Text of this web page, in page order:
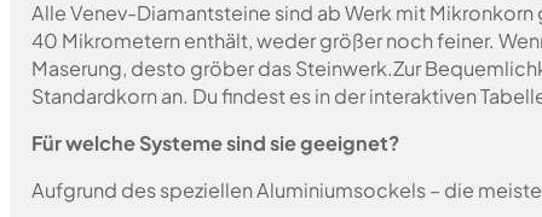
Alle Venev-Diamantsteine sind ab Werk mit
40 Mikrometern enthält, weder größer noch feiner.
Maserung, desto gröber das Steinwerk.Zur
Standardkorn an. Du findest es in der interaktiven
Für welche Systeme sind sie geeignet?
Aufgrund des speziellen Aluminiumsockels – die